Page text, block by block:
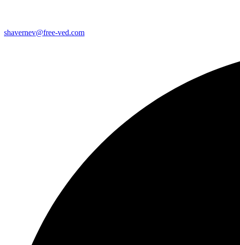
shavernev@free-ved.com